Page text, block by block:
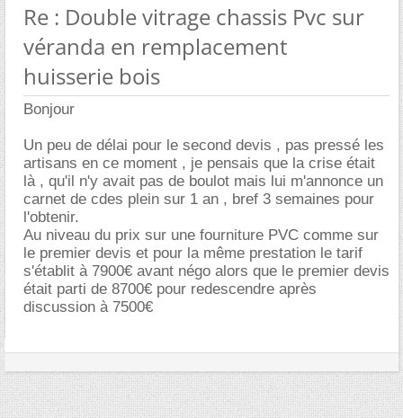
Re : Double vitrage chassis Pvc sur
véranda en remplacement
huisserie bois
Bonjour
Un peu de délai pour le second devis , pas pressé les
artisans en ce moment , je pensais que la crise était
là , qu'il n'y avait pas de boulot mais lui m'annonce un
carnet de cdes plein sur 1 an , bref 3 semaines pour
l'obtenir.
Au niveau du prix sur une fourniture PVC comme sur
le premier devis et pour la même prestation le tarif
s'établit à 7900€ avant négo alors que le premier devis
était parti de 8700€ pour redescendre après
discussion à 7500